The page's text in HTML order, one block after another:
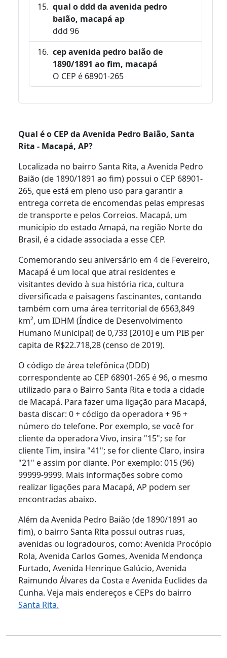
qual o ddd da avenida pedro
baião, macapá ap
ddd 96
cep avenida pedro baião de
1890/1891 ao fim, macapá
O CEP é 68901-265
Qual é o CEP da Avenida Pedro Baião, Santa
Rita - Macapá, AP?
Localizada no bairro Santa Rita, a Avenida Pedro
Baião (de 1890/1891 ao fim) possui o CEP 68901-
265, que está em pleno uso para garantir a
entrega correta de encomendas pelas empresas
de transporte e pelos Correios. Macapá, um
município do estado Amapá, na região Norte do
Brasil, é a cidade associada a esse CEP.
Comemorando seu aniversário em 4 de Fevereiro,
Macapá é um local que atrai residentes e
visitantes devido à sua história rica, cultura
diversificada e paisagens fascinantes, contando
também com uma área territorial de 6563,849
km², um IDHM (Índice de Desenvolvimento
Humano Municipal) de 0,733 [2010] e um PIB per
capita de R$22.718,28 (censo de 2019).
O código de área telefônica (DDD)
correspondente ao CEP 68901-265 é 96, o mesmo
utilizado para o Bairro Santa Rita e toda a cidade
de Macapá. Para fazer uma ligação para Macapá,
basta discar: 0 + código da operadora + 96 +
número do telefone. Por exemplo, se você for
cliente da operadora Vivo, insira "15"; se for
cliente Tim, insira "41"; se for cliente Claro, insira
"21" e assim por diante. Por exemplo: 015 (96)
99999-9999. Mais informações sobre como
realizar ligações para Macapá, AP podem ser
encontradas abaixo.
Além da Avenida Pedro Baião (de 1890/1891 ao
fim), o bairro Santa Rita possui outras ruas,
avenidas ou logradouros, como: Avenida Procópio
Rola, Avenida Carlos Gomes, Avenida Mendonça
Furtado, Avenida Henrique Galúcio, Avenida
Raimundo Álvares da Costa e Avenida Euclides da
Cunha. Veja mais endereços e CEPs do bairro
Santa Rita.